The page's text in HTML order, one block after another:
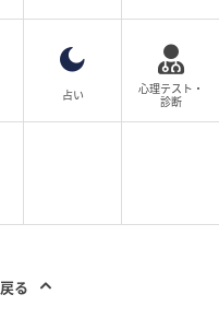
占い
心理テスト・
診断
る